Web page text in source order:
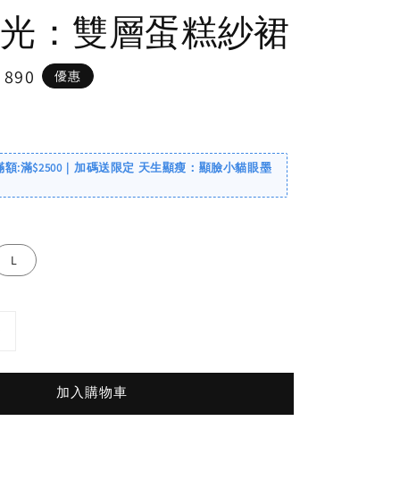
：雙層蛋糕紗裙
優惠
額:滿$2500｜加碼送限定 天生顯瘦：顯臉小貓眼墨
L
加入購物車